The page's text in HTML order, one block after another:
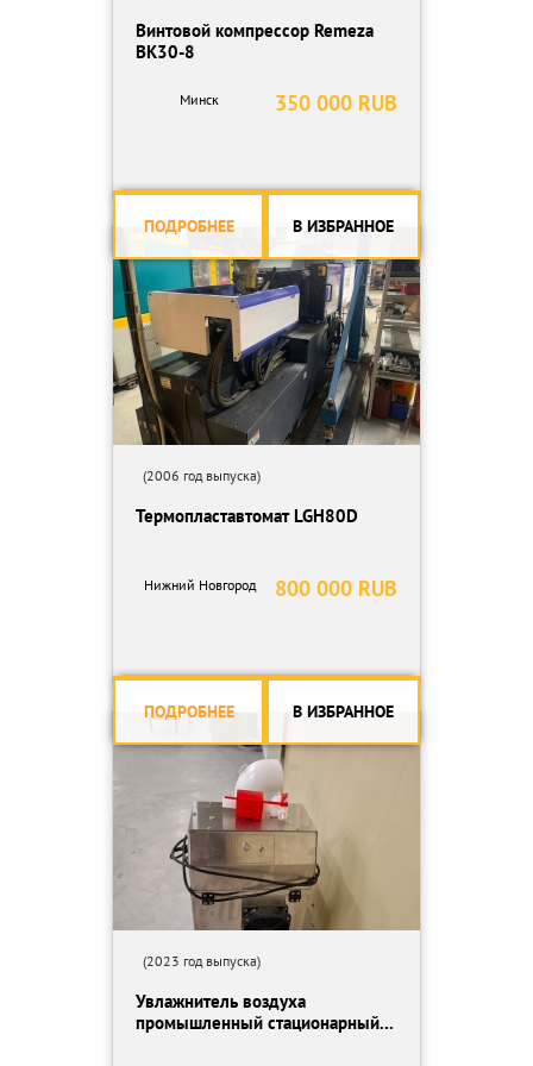
Винтовой компрессор Remeza
ВК30-8
350 000 RUB
Минск
ПОДРОБНЕЕ В ИЗБРАННОЕ
(2006 год выпуска)
Термопластавтомат LGH80D
800 000 RUB
Нижний Новгород
ПОДРОБНЕЕ В ИЗБРАННОЕ
(2023 год выпуска)
Увлажнитель воздуха
промышленный стационарный...